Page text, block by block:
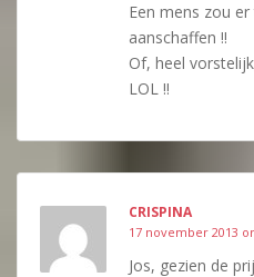
Een mens zou
aanschaffen !!
Of, heel
LOL !!
CRISPINA
17 november 2013
Jos, gezien de